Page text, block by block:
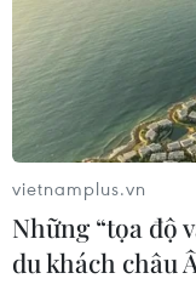
vietnamplus.vn
Những “tọa độ
du khách châu